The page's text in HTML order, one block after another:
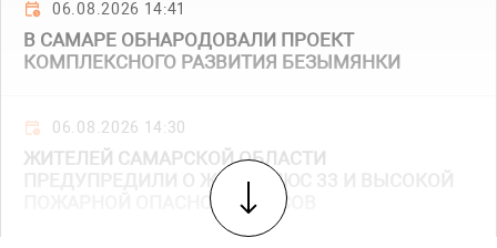
06.08.2026 14:41
В САМАРЕ ОБНАРОДОВАЛИ ПРОЕКТ
КОМПЛЕКСНОГО РАЗВИТИЯ БЕЗЫМЯНКИ
06.08.2026 14:30
ЖИТЕЛЕЙ САМАРСКОЙ ОБЛАСТИ
ПРЕДУПРЕДИЛИ О ЖАРЕ ПЛЮС 33 И ВЫСОКОЙ
ПОЖАРНОЙ ОПАСНОСТИ ЛЕСОВ